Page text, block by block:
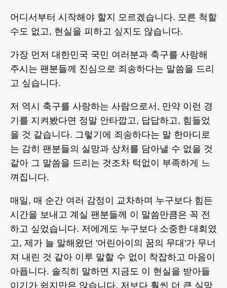
어디서부터 시작해야 할지 모르겠습니다. 모른 척할
수도 없고, 현실을 피하고 싶지도 않습니다.
가장 먼저 대한민국 국민 여러분과 축구를 사랑해
주시는 팬분들께 진심으로 죄송하다는 말씀을 드리
고 싶습니다.
저 역시 축구를 사랑하는 사람으로서, 만약 이런 경
기를 지켜봤다면 정말 안타깝고, 답답하고, 힘들었
을 것 같습니다. 그렇기에 죄송하다는 말 한마디로
는 감히 팬분들의 실망과 상처를 담아낼 수 없을 것
같아 그 말씀을 드리는 것조차 턱없이 부족하게 느
껴집니다.
매일, 매 순간 여러 감정이 교차하며 누구보다 힘든
시간을 보내고 계실 팬분들께 이 말씀만큼은 꼭 전
하고 싶었습니다. 저에게도 누구보다 소중한 대회였
고, 제가 늘 말해왔던 '어린아이의 꿈의 무대'가 무너
져 내린 것 같아 이루 말할 수 없이 착잡하고 마음이
아픕니다. 솔직히 말하면 지금도 이 현실을 받아들
이기가 쉽지만은 않습니다. 저보다 훨씬 더 큰 실망